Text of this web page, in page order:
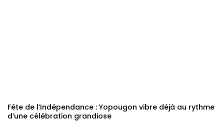
Fête de l’Indépendance : Yopougon vibre déjà au rythme
d’une célébration grandiose